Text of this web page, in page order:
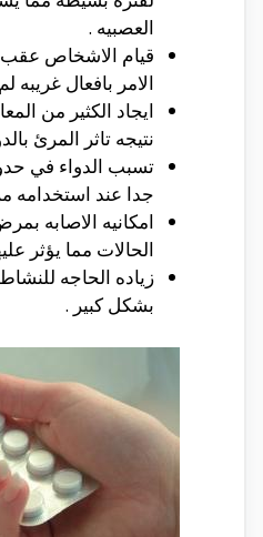
العصبيه .
قيام الاشخاص عقب
الامر بافعال غريبه
ايجاد الكثير من
نتيجه تاثر المرئ
تسبب الدواء في
جدا عند
امكانيه الاصابه
الحالات مما يؤثر
زياده الحاجه
بشكل كبير .